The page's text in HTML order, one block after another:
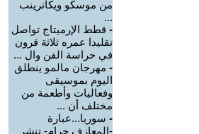
من موسكو ويكاترينب
...
- قطط الإرميتاج تواصل
تقليدا عمره ثلاثة قرون
في حراسة الفن وال ...
- مهرجان مالمو ينطلق
اليوم بموسيقى
وفعاليات وأطعمة من
مختلف أن ...
- سوريا...عبارة
-المعازف حرام- تنشر